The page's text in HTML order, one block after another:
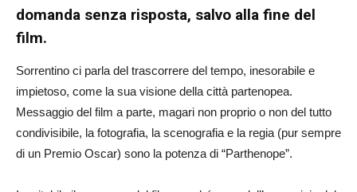
domanda senza risposta, salvo alla fine del
film.
Sorrentino ci parla del trascorrere del tempo, inesorabile e
impietoso, come la sua visione della città partenopea.
Messaggio del film a parte, magari non proprio o non del tutto
condivisibile, la fotografia, la scenografia e la regia (pur sempre
di un Premio Oscar) sono la potenza di “Parthenope”.